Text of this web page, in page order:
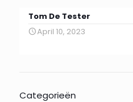
Tom De Tester
April 10, 2023
Categorieën